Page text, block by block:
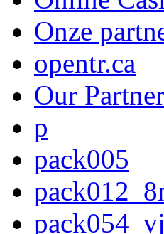
Onze
opentr.ca
Our
p
pack005